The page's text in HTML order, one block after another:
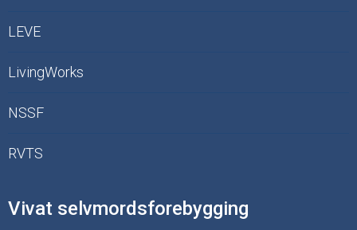
LEVE
LivingWorks
NSSF
RVTS
Vivat selvmordsforebygging